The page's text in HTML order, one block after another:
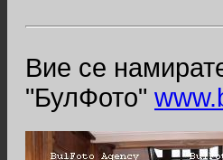
Вие се
"БулФото"